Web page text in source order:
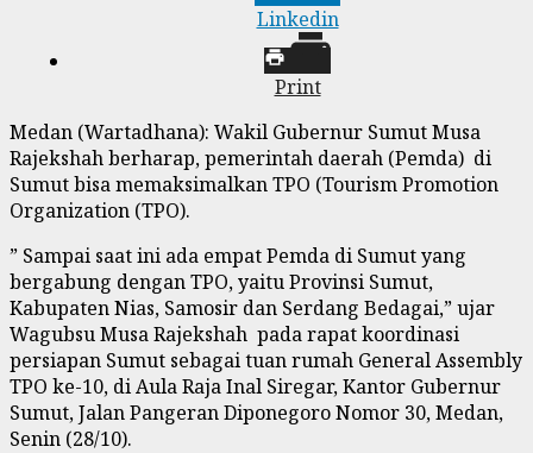
Linkedin
Print
Medan (Wartadhana): Wakil Gubernur Sumut Musa
Rajekshah berharap, pemerintah daerah (Pemda) di
Sumut bisa memaksimalkan TPO (Tourism Promotion
Organization (TPO).
” Sampai saat ini ada empat Pemda di Sumut yang
bergabung dengan TPO, yaitu Provinsi Sumut,
Kabupaten Nias, Samosir dan Serdang Bedagai,” ujar
Wagubsu Musa Rajekshah pada rapat koordinasi
persiapan Sumut sebagai tuan rumah General Assembly
TPO ke-10, di Aula Raja Inal Siregar, Kantor Gubernur
Sumut, Jalan Pangeran Diponegoro Nomor 30, Medan,
Senin (28/10).